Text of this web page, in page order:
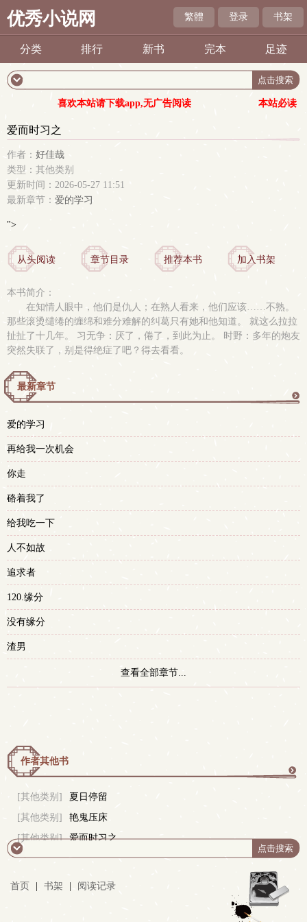
优秀小说网 繁體 登录 书架
分类 排行 新书 完本 足迹
喜欢本站请下载app,无广告阅读 本站必读
爱而时习之
作者： 好佳哉
类型：其他类别
更新时间：2026-05-27 11:51
最新章节： 爱的学习
">
从头阅读 章节目录 推荐本书 加入书架
本书简介：
在知情人眼中，他们是仇人；在熟人看来，他们应该……不熟。
那些滚烫缱绻的缠绵和难分难解的纠葛只有她和他知道。 就这么拉拉
扯扯了十几年。 习无争：厌了，倦了，到此为止。 时野：多年的炮友
突然失联了，别是得绝症了吧？得去看看。
最新章节
爱的学习
再给我一次机会
你走
硌着我了
给我吃一下
人不如故
追求者
120.缘分
没有缘分
渣男
查看全部章节...
作者其他书
[其他类别]
夏日停留
[其他类别]
艳鬼压床
[其他类别]
爱而时习之
首页 书架 阅读记录